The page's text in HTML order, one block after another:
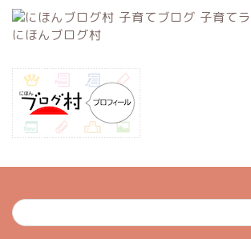
にほんブログ村